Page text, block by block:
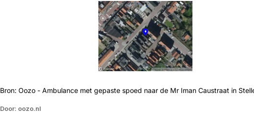
Bron: Oozo - Ambulance met gepaste spoed naar de Mr Iman Caustraat in
Door: oozo.nl